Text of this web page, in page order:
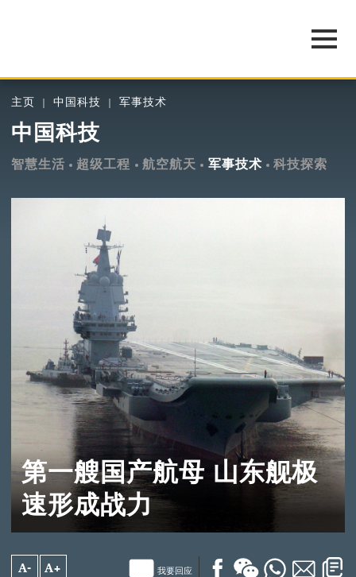
主页 中国科技 军事技术
中国科技
智慧生活 超级工程 航空航天 军事技术 科技探索
第一艘国产航母 山东舰极
速形成战力
A- A+ 我要回应